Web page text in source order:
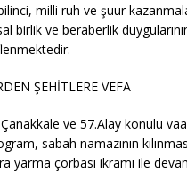
milli ruh ve şuur
birlik ve beraberlik
ŞEHİTLERE VEFA
ve 57.Alay konulu
sabah namazının
yarma çorbası ikramı ile